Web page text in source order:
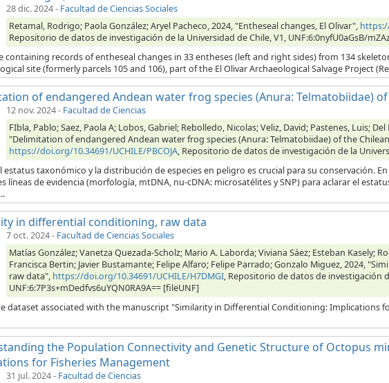
28 dic. 2024- Facultad de Ciencias Sociales
Retamal, Rodrigo; Paola González; Aryel Pacheco, 2024, "Entheseal changes, El Olivar",
Repositorio de datos de investigación de la Universidad de Chile, V1, UNF:6:0nyfU0aGsB/
containing records of entheseal changes in 33 entheses (left and right sides) from 134
site (formerly parcels 105 and 106), part of the El Olivar Archaeological Salvage Project
of endangered Andean water frog species (Anura: Telmatobiidae) of
12 nov. 2024- Facultad de Ciencias
FIbla, Pablo; Saez, Paola A; Lobos, Gabriel; Rebolledo, Nicolas; Veliz, David; Pastenes, Luis;
"Delimitation of endangered Andean water frog species (Anura: Telmatobiidae) of the
https://doi.org/10.34691/UCHILE/PBCOJA, Repositorio de datos de investigación de la
estatus taxonómico y la distribución de especies en peligro es crucial para su conservación.
líneas de evidencia (morfología, mtDNA, nu-cDNA: microsatélites y SNP) para aclarar el
in differential conditioning, raw data
7 oct. 2024- Facultad de Ciencias Sociales
Matías González; Vanetza Quezada-Scholz; Mario A. Laborda; Viviana Sáez; Esteban Kasely;
Francisca Bertin; Javier Bustamante; Felipe Alfaro; Felipe Parrado; Gonzalo Miguez, 2024,
raw data", https://doi.org/10.34691/UCHILE/H7DMGI, Repositorio de datos de investigación
UNF:6:7P3s+mDedfvs6uYQN0RA9A== [fileUNF]
dataset associated with the manuscript "Similarity in Differential Conditioning: Implications
the Population Connectivity and Genetic Structure of Octopus
for Fisheries Management
31 jul. 2024- Facultad de Ciencias